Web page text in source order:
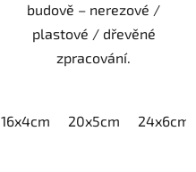
30x7,5cm 40x10cm
budově – nerezové /
plastové / dřevěné
zpracování.
16x4cm 20x5cm 24x6cm